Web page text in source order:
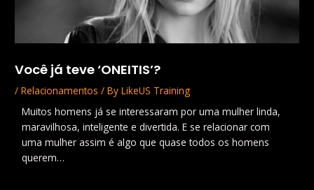
Você já teve ‘ONEITIS’?
/Relacionamentos / ByLikeUS Training
Muitos homens já se interessaram por uma mulher linda,
maravilhosa, inteligente e divertida. E se relacionar com
uma mulher assim é algo que quase todos os homens
querem…